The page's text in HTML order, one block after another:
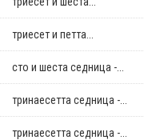
триесет и петта...
сто и шеста седница -...
тринаесетта седница -...
тринаесетта седница -...